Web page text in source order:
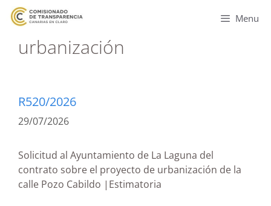
Menu
urbanización
R520/2026
29/07/2026
Solicitud al Ayuntamiento de La Laguna del
contrato sobre el proyecto de urbanización de la
calle Pozo Cabildo |Estimatoria